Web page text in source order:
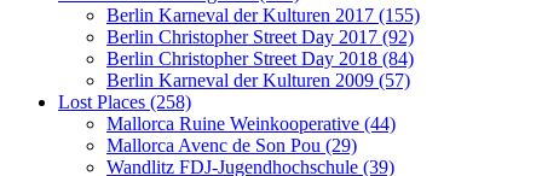
Berlin Karneval der Kulturen 2017 (155)
Berlin Christopher Street Day 2017 (92)
Berlin Christopher Street Day 2018 (84)
Berlin Karneval der Kulturen 2009 (57)
Lost Places (258)
Mallorca Ruine Weinkooperative (44)
Mallorca Avenc de Son Pou (29)
Wandlitz FDJ-Jugendhochschule (39)